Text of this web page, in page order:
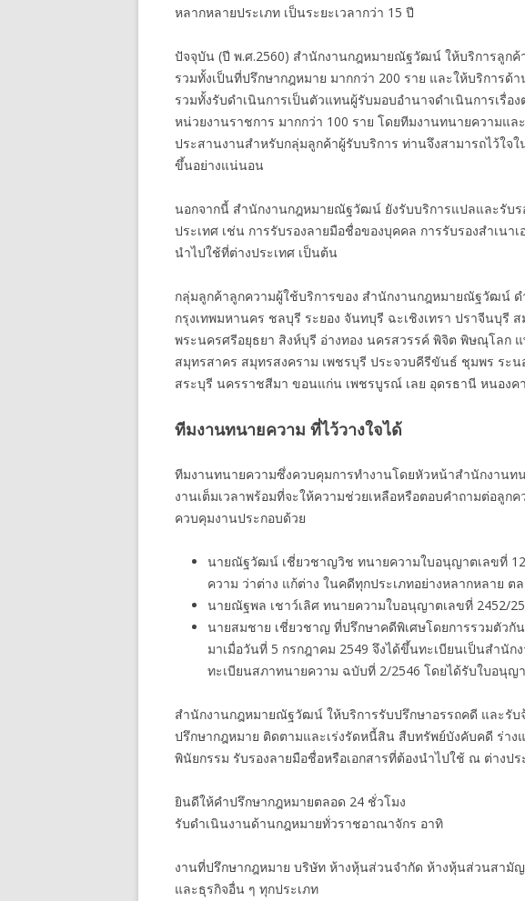
หลากหลายประเภท เป็นระยะเวลากว่า 15 ปี
ปัจจุบัน (ปี พ.ศ.2560) สำนักงานกฎหมายณัฐวัฒน์ ให้บริการลูกค้
รวมทั้งเป็นที่ปรึกษากฎหมาย มากกว่า 200 ราย และให้บริการ
รวมทั้งรับดำเนินการเป็นตัวแทนผู้รับมอบอำนาจดำเนินการเรื่
หน่วยงานราชการ มากกว่า 100 ราย โดยทีมงานทนายความแล
ประสานงานสำหรับกลุ่มลูกค้าผู้รับบริการ ท่านจึงสามารถไว้ใจใ
ขึ้นอย่างแน่นอน
นอกจากนี้ สำนักงานกฎหมายณัฐวัฒน์ ยังรับบริการแปลและรับร
ประเทศ เช่น การรับรองลายมือชื่อของบุคคล การรับรองสำเนา
นำไปใช้ที่ต่างประเทศ เป็นต้น
กลุ่มลูกค้าลูกความผู้ใช้บริการของ สำนักงานกฎหมายณัฐวัฒน์ ด
กรุงเทพมหานคร ชลบุรี ระยอง จันทบุรี ฉะเชิงเทรา ปราจีนบุรี
พระนครศรีอยุธยา สิงห์บุรี อ่างทอง นครสวรรค์ พิจิต พิษณุโลก แ
สมุทรสาคร สมุทรสงคราม เพชรบุรี ประจวบคีรีขันธ์ ชุมพร ระน
สระบุรี นครราชสีมา ขอนแก่น เพชรบูรณ์ เลย อุดรธานี หนอง
ทีมงานทนายความ ที่ไว้วางใจได้
ทีมงานทนายความซึ่งควบคุมการทำงานโดยหัวหน้าสำนักงาน
งานเต็มเวลาพร้อมที่จะให้ความช่วยเหลือหรือตอบคำถามต่อลูก
ควบคุมงานประกอบด้วย
นายณัฐวัฒน์ เชี่ยวชาญวิช ทนายความใบอนุญาตเลขที่
ความ ว่าต่าง แก้ต่าง ในคดีทุกประเภทอย่างหลากหลาย ต
นายณัฐพล เชาว์เลิศ ทนายความใบอนุญาตเลขที่ 2452/
นายสมชาย เชี่ยวชาญ ที่ปรึกษาคดีพิเศษโดยการรวมตัว
มาเมื่อวันที่ 5 กรกฎาคม 2549 จึงได้ขึ้นทะเบียนเป็นสำนั
ทะเบียนสภาทนายความ ฉบับที่ 2/2546 โดยได้รับใบอนุญ
สำนักงานกฎหมายณัฐวัฒน์ ให้บริการรับปรึกษาอรรถคดี และรับ
ปรึกษากฎหมาย ติดตามและเร่งรัดหนี้สิน สืบทรัพย์บังคับคดี ร่า
พินัยกรรม รับรองลายมือชื่อหรือเอกสารที่ต้องนำไปใช้ ณ ต่างปร
ยินดีให้คำปรึกษากฎหมายตลอด 24 ชั่วโมง
รับดำเนินงานด้านกฎหมายทั่วราชอาณาจักร อาทิ
งานที่ปรึกษากฎหมาย บริษัท ห้างหุ้นส่วนจำกัด ห้างหุ้นส่วนสา
และธุรกิจอื่น ๆ ทุกประเภท